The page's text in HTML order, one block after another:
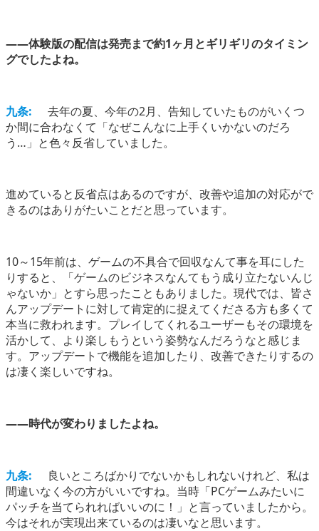
――体験版の配信は発売まで約1ヶ月とギリギリのタイミン
グでしたよね。
九条:
去年の夏、今年の2月、告知していたものがいくつ
か間に合わなくて「なぜこんなに上手くいかないのだろ
う…」と色々反省していました。
進めていると反省点はあるのですが、改善や追加の対応がで
きるのはありがたいことだと思っています。
10～15年前は、ゲームの不具合で回収なんて事を耳にした
りすると、「ゲームのビジネスなんてもう成り立たないんじ
ゃないか」とすら思ったこともありました。現代では、皆さ
んアップデートに対して肯定的に捉えてくださる方も多くて
本当に救われます。プレイしてくれるユーザーもその環境を
活かして、より楽しもうという姿勢なんだろうなと感じま
す。アップデートで機能を追加したり、改善できたりするの
は凄く楽しいですね。
――時代が変わりましたよね。
九条:
良いところばかりでないかもしれないけれど、私は
間違いなく今の方がいいですね。当時「PCゲームみたいに
パッチを当てられればいいのに！」と言っていましたから。
今はそれが実現出来ているのは凄いなと思います。